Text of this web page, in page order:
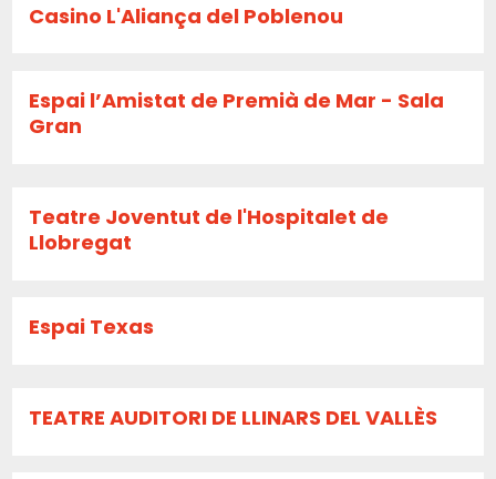
Casino L'Aliança del Poblenou
Espai l’Amistat de Premià de Mar - Sala
Gran
Teatre Joventut de l'Hospitalet de
Llobregat
Espai Texas
TEATRE AUDITORI DE LLINARS DEL VALLÈS